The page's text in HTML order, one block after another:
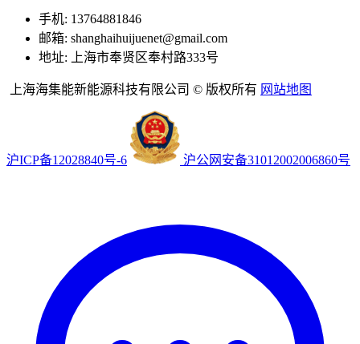
手机: 13764881846
邮箱: shanghaihuijuenet@gmail.com
地址: 上海市奉贤区奉村路333号
上海海集能新能源科技有限公司 © 版权所有 网站地图
沪ICP备12028840号-6 沪公网安备31012002006860号